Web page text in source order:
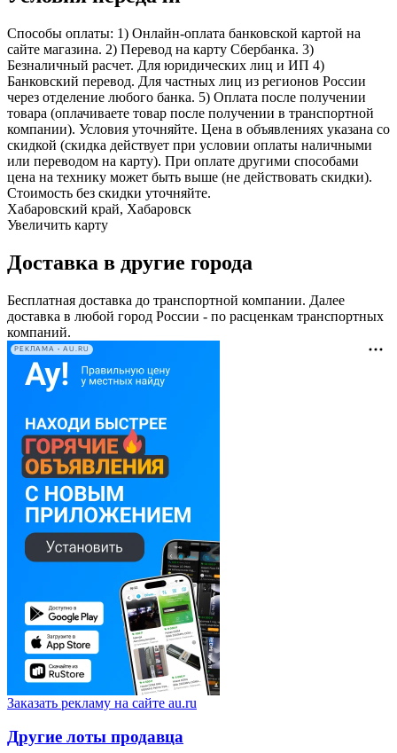
Способы оплаты: 1) Онлайн-оплата банковской картой на
сайте магазина. 2) Перевод на карту Сбербанка. 3)
Безналичный расчет. Для юридических лиц и ИП 4)
Банковский перевод. Для частных лиц из регионов России
через отделение любого банка. 5) Оплата после получении
товара (оплачиваете товар после получении в транспортной
компании). Условия уточняйте. Цена в объявлениях указана со
скидкой (скидка действует при условии оплаты наличными
или переводом на карту). При оплате другими способами
цена на технику может быть выше (не действовать скидки).
Стоимость без скидки уточняйте.
Хабаровский край, Хабаровск
Увеличить карту
Доставка в другие города
Бесплатная доставка до транспортной компании. Далее
доставка в любой город России - по расценкам транспортных
компаний.
РЕКЛАМА • AU.RU
Заказать рекламу на сайте au.ru
Другие лоты продавца